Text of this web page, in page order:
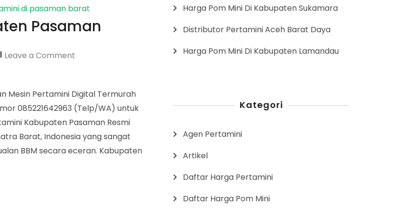
di pasaman barat
Pasaman
Leave a Commenton
Kabupaten
Pasaman
Mesin Pertamini Digital Termurah
085221642963 (Telp/WA) untuk
Kabupaten Pasaman Resmi
Barat, Indonesia yang sangat
BBM secara eceran. Kabupaten
Harga Pom Mini Di Kabupaten Sukamara
Distributor Pertamini Aceh Barat Daya
Harga Pom Mini Di Kabupaten Lamandau
Kategori
Agen Pertamini
Artikel
Daftar Harga Pertamini
Daftar Harga Pom Mini